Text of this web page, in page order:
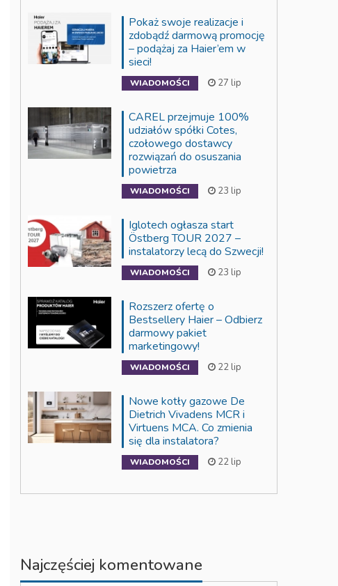
Pokaż swoje realizacje i
zdobądź darmową promocję
– podążaj za Haier’em w
sieci!
WIADOMOŚCI 27 lip
CAREL przejmuje 100%
udziałów spółki Cotes,
czołowego dostawcy
rozwiązań do osuszania
powietrza
WIADOMOŚCI 23 lip
Iglotech ogłasza start
Östberg TOUR 2027 –
instalatorzy lecą do Szwecji!
WIADOMOŚCI 23 lip
Rozszerz ofertę o
Bestsellery Haier – Odbierz
darmowy pakiet
marketingowy!
WIADOMOŚCI 22 lip
Nowe kotły gazowe De
Dietrich Vivadens MCR i
Virtuens MCA. Co zmienia
się dla instalatora?
WIADOMOŚCI 22 lip
Najczęściej komentowane